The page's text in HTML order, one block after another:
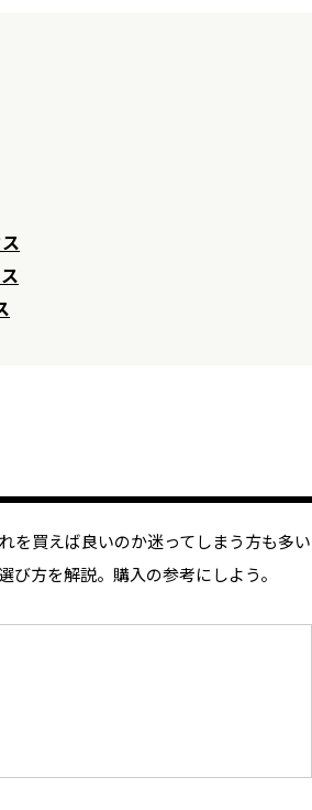
を買えば良いのか迷ってしまう方も多い
方を解説。購入の参考にしよう。